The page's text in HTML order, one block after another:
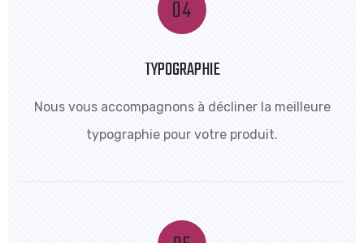
TYPOGRAPHIE
Nous vous accompagnons à décliner la meilleure
typographie pour votre produit.